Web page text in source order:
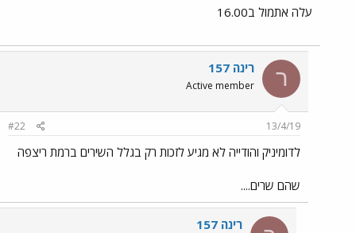
עלה אתמול ב16.00
ר רינה 157
Active member
13/4/19
#22
לדומיניק והודייה לא מגיע לזכות רק בגלל השירים ברמת ריצפה
שהם שרים....
רינה 157